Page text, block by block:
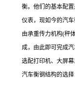
衡。他们的基本配
仪表，现如今的汽
由承重传力机构(秤
成，由此即可完成
选配打印机、大屏幕
汽车衡钢结构的选择